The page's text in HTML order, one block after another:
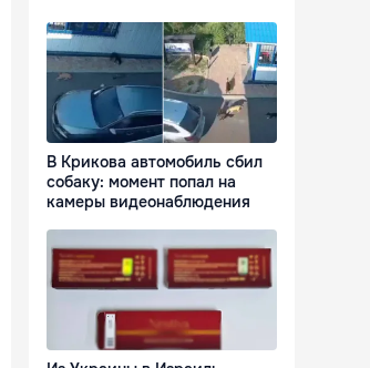
В Крикова автомобиль сбил
собаку: момент попал на
камеры видеонаблюдения